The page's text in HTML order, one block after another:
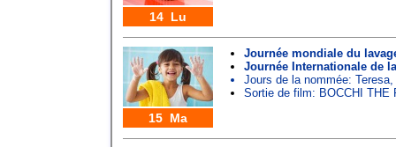
14 Lu
15 Ma
Journée mondiale du
Journée Internationale de
Jours de la nommée: Teresa,
Sortie de film: BOCCHI THE